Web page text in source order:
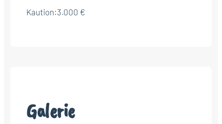
Kaution:3.000 €
Galerie